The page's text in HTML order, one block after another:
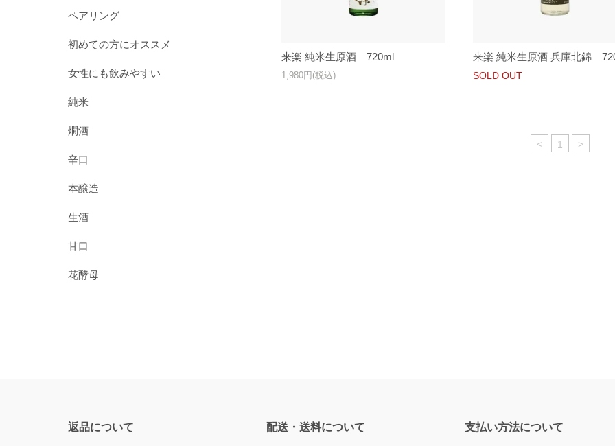
来楽 純米生原酒 720ml
1,980円(税込)
来楽 純米生原酒 兵庫北錦
SOLD OUT
< 1 >
ペアリング
初めての方にオススメ
女性にも飲みやすい
純米
燗酒
辛口
本醸造
生酒
甘口
花酵母
返品について 配送・送料について 支払い方法について